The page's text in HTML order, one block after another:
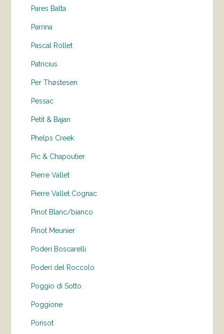
Pares Balta
Parrina
Pascal Rollet
Patricius
Per Thøstesen
Pessac
Petit & Bajan
Phelps Creek
Pic & Chapoutier
Pierre Vallet
Pierre Vallet Cognac
Pinot Blanc/bianco
Pinot Meunier
Poderi Boscarelli
Poderi del Roccolo
Poggio di Sotto
Poggione
Ponsot